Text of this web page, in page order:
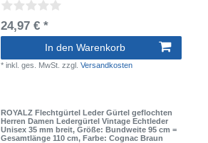
24,97 € *
In den Warenkorb
*inkl. ges. MwSt. zzgl.Versandkosten
ROYALZ Flechtgürtel Leder Gürtel geflochten
Herren Damen Ledergürtel Vintage Echtleder
Unisex 35 mm breit, Größe: Bundweite 95 cm =
Gesamtlänge 110 cm, Farbe: Cognac Braun